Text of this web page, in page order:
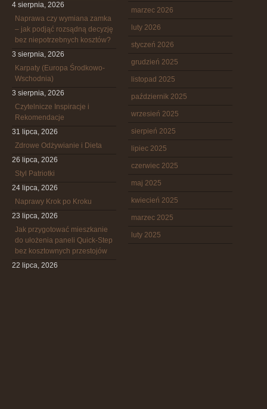
4 sierpnia, 2026
Naprawa czy wymiana zamka
– jak podjąć rozsądną decyzję
bez niepotrzebnych kosztów?
3 sierpnia, 2026
Karpaty (Europa Środkowo-
Wschodnia)
3 sierpnia, 2026
Czytelnicze Inspiracje i
Rekomendacje
31 lipca, 2026
Zdrowe Odżywianie i Dieta
26 lipca, 2026
Styl Patriotki
24 lipca, 2026
Naprawy Krok po Kroku
23 lipca, 2026
Jak przygotować mieszkanie
do ułożenia paneli Quick-Step
bez kosztownych przestojów
22 lipca, 2026
marzec 2026
luty 2026
styczeń 2026
grudzień 2025
listopad 2025
październik 2025
wrzesień 2025
sierpień 2025
lipiec 2025
czerwiec 2025
maj 2025
kwiecień 2025
marzec 2025
luty 2025